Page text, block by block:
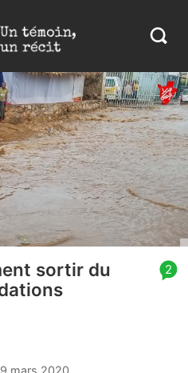
Search
2
sortir du
mars 2020